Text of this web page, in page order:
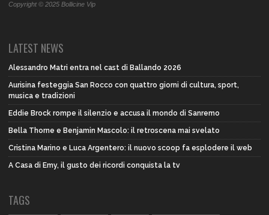
Copyright © 2025 Bollicine Vip
LATEST NEWS
Alessandro Matri entra nel cast di Ballando 2026
Aurisina festeggia San Rocco con quattro giorni di cultura, sport,
musica e tradizioni
Eddie Brock rompe il silenzio e accusa il mondo di Sanremo
Bella Thorne e Benjamin Mascolo: il retroscena mai svelato
Cristina Marino e Luca Argentero: il nuovo scoop fa esplodere il web
A Casa di Emy, il gusto dei ricordi conquista la tv
TAGS